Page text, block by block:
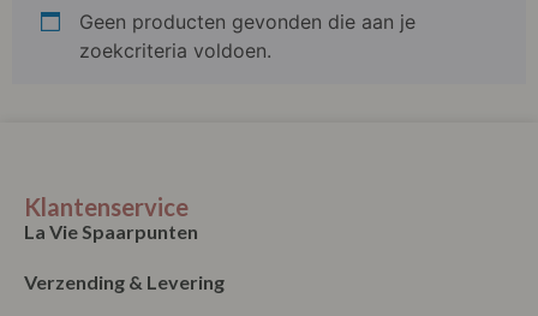
Geen producten gevonden die aan je
zoekcriteria voldoen.
Klantenservice
La Vie Spaarpunten
Verzending & Levering